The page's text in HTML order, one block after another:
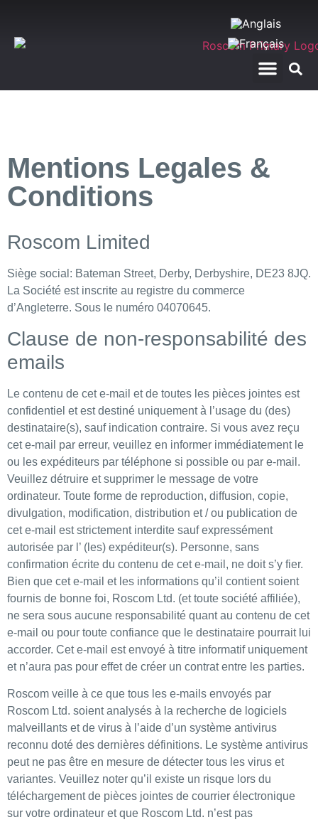
Mentions Legales &
Conditions
Roscom Limited
Siège social: Bateman Street, Derby, Derbyshire, DE23 8JQ.
La Société est inscrite au registre du commerce
d’Angleterre. Sous le numéro 04070645.
Clause de non-responsabilité des
emails
Le contenu de cet e-mail et de toutes les pièces jointes est
confidentiel et est destiné uniquement à l’usage du (des)
destinataire(s), sauf indication contraire. Si vous avez reçu
cet e-mail par erreur, veuillez en informer immédiatement le
ou les expéditeurs par téléphone si possible ou par e-mail.
Veuillez détruire et supprimer le message de votre
ordinateur. Toute forme de reproduction, diffusion, copie,
divulgation, modification, distribution et / ou publication de
cet e-mail est strictement interdite sauf expressément
autorisée par l’ (les) expéditeur(s). Personne, sans
confirmation écrite du contenu de cet e-mail, ne doit s’y fier.
Bien que cet e-mail et les informations qu’il contient soient
fournis de bonne foi, Roscom Ltd. (et toute société affiliée),
ne sera sous aucune responsabilité quant au contenu de cet
e-mail ou pour toute confiance que le destinataire pourrait lui
accorder. Cet e-mail est envoyé à titre informatif uniquement
et n’aura pas pour effet de créer un contrat entre les parties.
Roscom veille à ce que tous les e-mails envoyés par
Roscom Ltd. soient analysés à la recherche de logiciels
malveillants et de virus à l’aide d’un système antivirus
reconnu doté des dernières définitions. Le système antivirus
peut ne pas être en mesure de détecter tous les virus et
variantes. Veuillez noter qu’il existe un risque lors du
téléchargement de pièces jointes de courrier électronique
sur votre ordinateur et que Roscom Ltd. n’est pas